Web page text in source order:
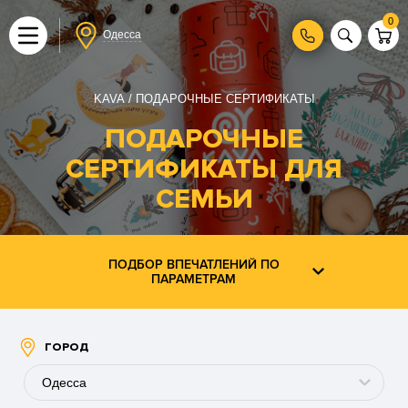
Одесса
0
KAVA ПОДАРОЧНЫЕ СЕРТИФИКАТЫ
ПОДАРОЧНЫЕ
СЕРТИФИКАТЫ ДЛЯ
СЕМЬИ
ПОДБОР ВПЕЧАТЛЕНИЙ ПО
ПАРАМЕТРАМ
ГОРОД
Одесса